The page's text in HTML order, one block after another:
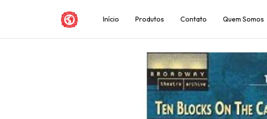
Início Produtos Contato Quem Somos